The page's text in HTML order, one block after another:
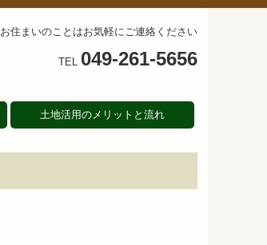
お住まいのことはお気軽にご連絡ください
TEL 049-261-5656
土地活用のメリットと流れ